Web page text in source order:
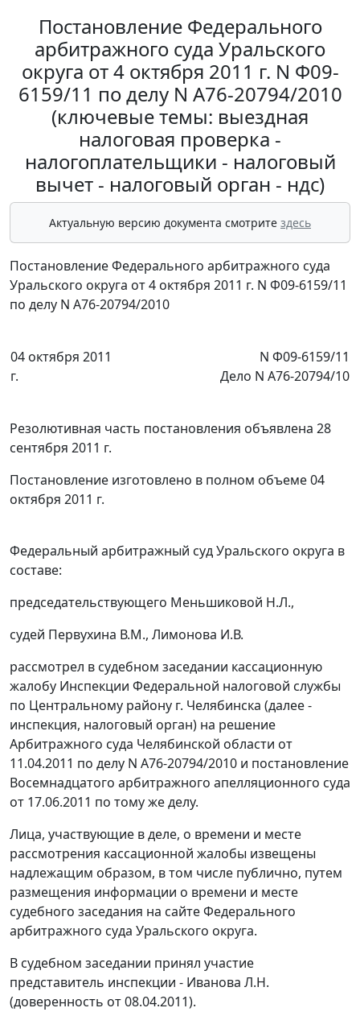
Постановление Федерального
арбитражного суда Уральского
округа от 4 октября 2011 г. N Ф09-
6159/11 по делу N А76-20794/2010
(ключевые темы: выездная
налоговая проверка -
налогоплательщики - налоговый
вычет - налоговый орган - ндс)
Актуальную версию документа смотрите здесь
Постановление Федерального арбитражного суда
Уральского округа от 4 октября 2011 г. N Ф09-6159/11
по делу N А76-20794/2010
04 октября 2011
г.
N Ф09-6159/11
Дело N А76-20794/10
Резолютивная часть постановления объявлена 28
сентября 2011 г.
Постановление изготовлено в полном объеме 04
октября 2011 г.
Федеральный арбитражный суд Уральского округа в
составе:
председательствующего Меньшиковой Н.Л.,
судей Первухина В.М., Лимонова И.В.
рассмотрел в судебном заседании кассационную
жалобу Инспекции Федеральной налоговой службы
по Центральному району г. Челябинска (далее -
инспекция, налоговый орган) на решение
Арбитражного суда Челябинской области от
11.04.2011 по делу N А76-20794/2010 и постановление
Восемнадцатого арбитражного апелляционного суда
от 17.06.2011 по тому же делу.
Лица, участвующие в деле, о времени и месте
рассмотрения кассационной жалобы извещены
надлежащим образом, в том числе публично, путем
размещения информации о времени и месте
судебного заседания на сайтеФедерального
арбитражного суда Уральского округа.
В судебном заседании принял участие
представитель инспекции - Иванова Л.Н.
(доверенность от 08.04.2011).